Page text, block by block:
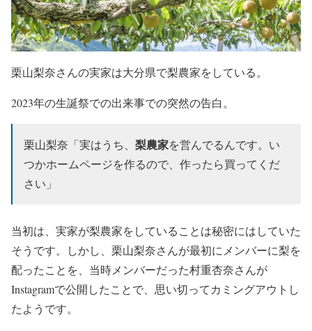
栗山梨奈さんの実家は大分県で梨農家をしている。
2023年の生誕祭での出来事での突然の告白。
栗山梨奈「実はうち、 梨農家を営んでるんです。い
つかホームページを作るので、作ったら買ってくだ
さい」
当初は、実家が梨農家をしていることは秘密にはしていた
そうです。しかし、栗山梨奈さんが最初にメンバーに梨を
配ったことを、当時メンバーだった村重杏奈さんが
Instagramで公開したことで、思い切ってカミングアウトし
たようです。